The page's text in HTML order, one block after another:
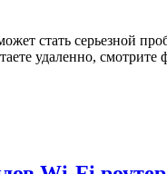
стать серьезной
удаленно, смотрите